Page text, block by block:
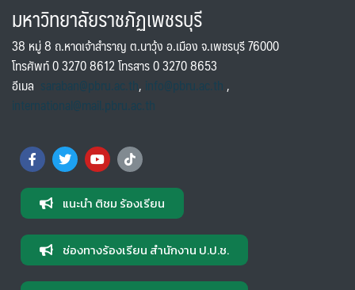
มหาวิทยาลัยราชภัฏเพชรบุรี
38 หมู่ 8 ถ.หาดเจ้าสำราญ ต.นาวุ้ง อ.เมือง จ.เพชรบุรี 76000
โทรศัพท์ 0 3270 8612 โทรสาร 0 3270 8653
อีเมล saraban@pbru.ac.th, info@pbru.ac.th,
international@mail.pbru.ac.th
แนะนำ ติชม ร้องเรียน
ช่องทางร้องเรียน สำนักงาน ป.ป.ช.